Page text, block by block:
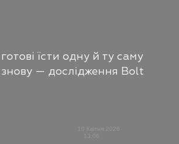
їсти одну й ту саму
знову — дослідження Bolt